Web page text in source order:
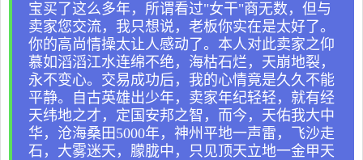
宝买了这么多年，所谓看过"女干"商无数，但与
卖家您交流，我只想说，老板你实在是太好了。
你的高尚情操太让人感动了。本人对此卖家之仰
慕如滔滔江水连绵不绝，海枯石烂，天崩地裂，
永不变心。交易成功后，我的心情竟是久久不能
平静。自古英雄出少年，卖家年纪轻轻，就有经
天纬地之才，定国安邦之智，而今，天佑我大中
华，沧海桑田5000年，神州平地一声雷，飞沙走
石，大雾迷天，朦胧中，只见顶天立地一金甲天